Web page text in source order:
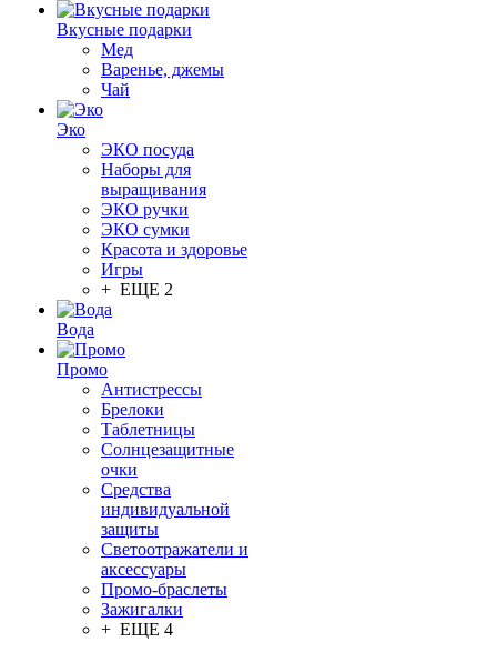
Вкусные подарки
Мед
Варенье, джемы
Чай
Эко
ЭКО посуда
Наборы для
выращивания
ЭКО ручки
ЭКО сумки
Красота и здоровье
Игры
+ ЕЩЕ 2
Вода
Промо
Антистрессы
Брелоки
Таблетницы
Солнцезащитные
очки
Средства
индивидуальной
защиты
Светоотражатели и
аксессуары
Промо-браслеты
Зажигалки
+ ЕЩЕ 4